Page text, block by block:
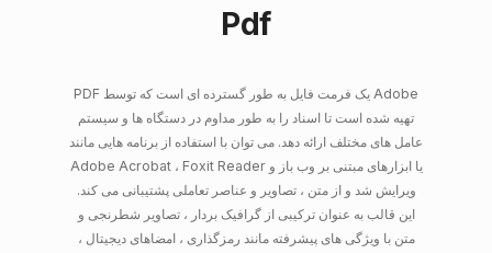
Pdf
PDF یک فرمت فایل به طور گسترده ای است که توسط Adobe
تهیه شده است تا اسناد را به طور مداوم در دستگاه ها و سیستم
عامل های مختلف ارائه دهد. می توان با استفاده از برنامه هایی مانند
Adobe Acrobat ، Foxit Reader یا ابزارهای مبتنی بر وب باز و
ویرایش شد و از متن ، تصاویر و عناصر تعاملی پشتیبانی می کند.
این قالب به عنوان ترکیبی از گرافیک بردار ، تصاویر شطرنجی و
متن با ویژگی های پیشرفته مانند رمزگذاری ، امضاهای دیجیتال ،